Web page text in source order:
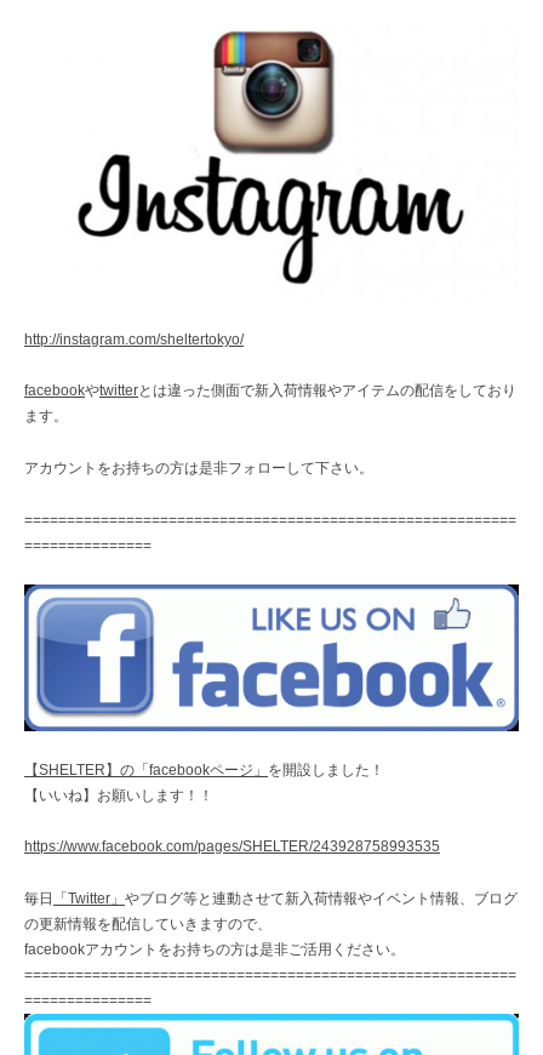
http://instagram.com/sheltertokyo/
facebookやtwitterとは違った側面で新入荷情報やアイテムの配信をしており
ます。
アカウントをお持ちの方は是非フォローして下さい。
==========================================================
===============
【SHELTER】の「facebookページ」 を開設しました！
【いいね】お願いします！！
https://www.facebook.com/pages/SHELTER/243928758993535
毎日 「Twitter」 やブログ等と連動させて新入荷情報やイベント情報、ブログ
の更新情報を配信していきますので、
facebookアカウントをお持ちの方は是非ご活用ください。
==========================================================
===============